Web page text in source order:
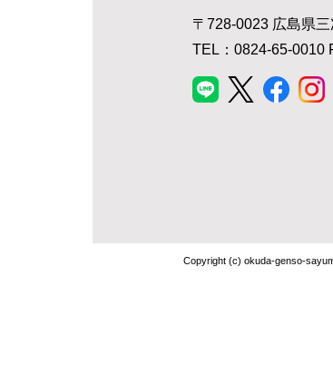
〒728-0023 広島県
TEL：0824-65-0010
Copyright (c) okuda-genso-